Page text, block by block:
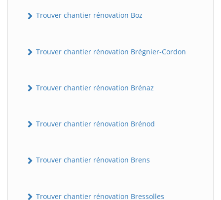
Trouver chantier rénovation Boz
Trouver chantier rénovation Brégnier-Cordon
Trouver chantier rénovation Brénaz
Trouver chantier rénovation Brénod
Trouver chantier rénovation Brens
Trouver chantier rénovation Bressolles